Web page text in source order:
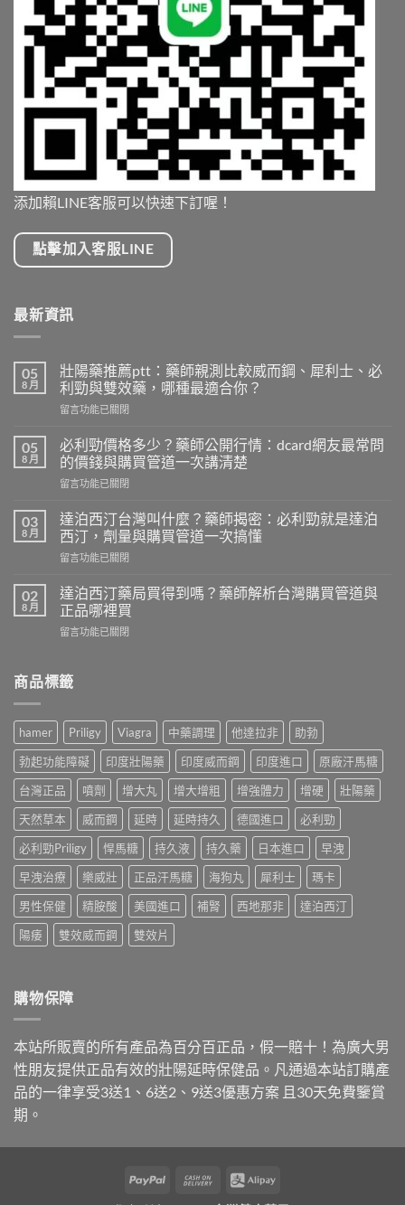
添加賴LINE客服可以快速下訂喔！
點擊加入客服LINE
最新資訊
05
8 月
壯陽藥推薦ptt：藥師親測比較威而鋼、犀利士、必
利勁與雙效藥，哪種最適合你？
在
陽
藥
推
薦
藥
師
親
測
較
威
鋼、
士、
與
雙
效
藥，
哪
種
最
適
合
你？〉
中
留言功能已關閉
05
8 月
必利勁價格多少？藥師公開行情：dcard網友最常問
的價錢與購買管道一次講清楚
在
利
勁
價
格
少？
藥
師
公
情：
最
常
問
的
價
錢
與
購
買
管
道
一
次
講
中
留言功能已關閉
03
8 月
達泊西汀台灣叫什麼？藥師揭密：必利勁就是達泊
西汀，劑量與購買管道一次搞懂
在
泊
西
汀
台
什
師
揭
密：
必
利
勁
就
是
達
泊
西
汀，
劑
量
與
道
搞
懂〉
中
留言功能已關閉
02
8 月
達泊西汀藥局買得到嗎？藥師解析台灣購買管道與
正品哪裡買
在
西
汀
局
得
到
嗎？
藥
師
解
析
台
灣
購
買
管
道
哪
中
留言功能已關閉
商品標籤
hamer Priligy Viagra 中藥調理 他達拉非
助勃
勃起功能障礙
印度壯陽藥 印度威而鋼 印度進口
原廠汗馬糖
台灣正品
噴劑 增大丸 增大增粗 增強體力 增硬
壯陽藥
天然草本
威而鋼 延時 延時持久 德國進口
必利勁
必利勁Priligy
悍馬糖 持久液 持久藥 日本進口
早洩
早洩治療
樂威壯 正品汗馬糖 海狗丸 犀利士
瑪卡
男性保健
精胺酸 美國進口 補腎 西地那非
達泊西汀
陽痿
雙效威而鋼 雙效片
購物保障
本站所販賣的所有產品為百分百正品，假一賠十！為廣大男
性朋友提供正品有效的壯陽延時保健品。凡通過本站訂購產
品的一律享受3送1、6送2、9送3優惠方案 且30天免費鑒賞
期。
PayPal
Cash
Alipay